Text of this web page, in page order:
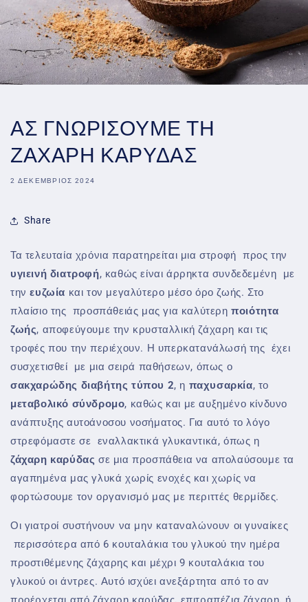
ΑΣ ΓΝΩΡΙΣΟΥΜΕ ΤΗ
ΖΑΧΑΡΗ ΚΑΡΥΔΑΣ
2 ΔΕΚΈΜΒΡΙΟΣ 2024
Share
Τα τελευταία χρόνια παρατηρείται μια στροφή προς την
υγιεινή διατροφή, καθώς είναι άρρηκτα συνδεδεμένη με
τηνευζωία και τον μεγαλύτερο μέσο όρο ζωής. Στο
πλαίσιο της προσπάθειάς μας για καλύτερηποιότητα
ζωής, αποφεύγουμε την κρυσταλλική ζάχαρη και τις
τροφές που την περιέχουν. Η υπερκατανάλωσή της έχει
συσχετισθεί με μια σειρά παθήσεων, όπως ο
σακχαρώδης διαβήτης τύπου 2, η παχυσαρκία, το
μεταβολικό σύνδρομο, καθώς και με αυξημένο κίνδυνο
ανάπτυξης αυτοάνοσου νοσήματος. Για αυτό το λόγο
στρεφόμαστε σε εναλλακτικά γλυκαντικά, όπως η
ζάχαρη καρύδας σε μια προσπάθεια να απολαύσουμε τα
αγαπημένα μας γλυκά χωρίς ενοχές και χωρίς να
φορτώσουμε τον οργανισμό μας με περιττές θερμίδες.
Οι γιατροί συστήνουν να μην καταναλώνουν οι γυναίκες
περισσότερα από 6 κουταλάκια του γλυκού την ημέρα
προστιθέμενης ζάχαρης και μέχρι 9 κουταλάκια του
γλυκού οι άντρες. Αυτό ισχύει ανεξάρτητα από το αν